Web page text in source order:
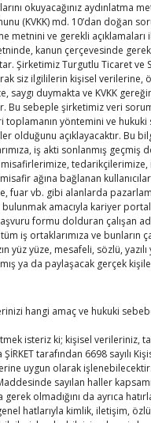
okuyacağınız aydınlatma
(KVKK) md. 10’dan doğan
metnini ve gerekli
kanun çerçevesinde
Şirketimiz Turgutlu Ticaret
siz ilgililerin kişisel verilerine,
saygı duymakta ve KVKK
Bu sebeple şirketimiz veri
toplamanın yöntemini ve
olduğunu açıklayacaktır. Bu
iş akti sonlanmış geçmiş
ağına bağlanan
fuar vb. gibi alanlarda
amacıyla kariyer
formu dolduran çalışan
iş ortaklarımıza ve bunların
yüz yüze, mesafeli, sözlü,
ya da paylaşacak gerçek
hangi amaç ve hukuki
isteriz ki; kişisel verileriniz,
tarafından 6698 sayılı
uygun olarak
sayılan haller
gerek olmadığını da ayrıca
hatlarıyla kimlik, iletişim,
DOSKİM
SEDDK
Khalawi ile
Odası’nın yeni
Diren ailesine